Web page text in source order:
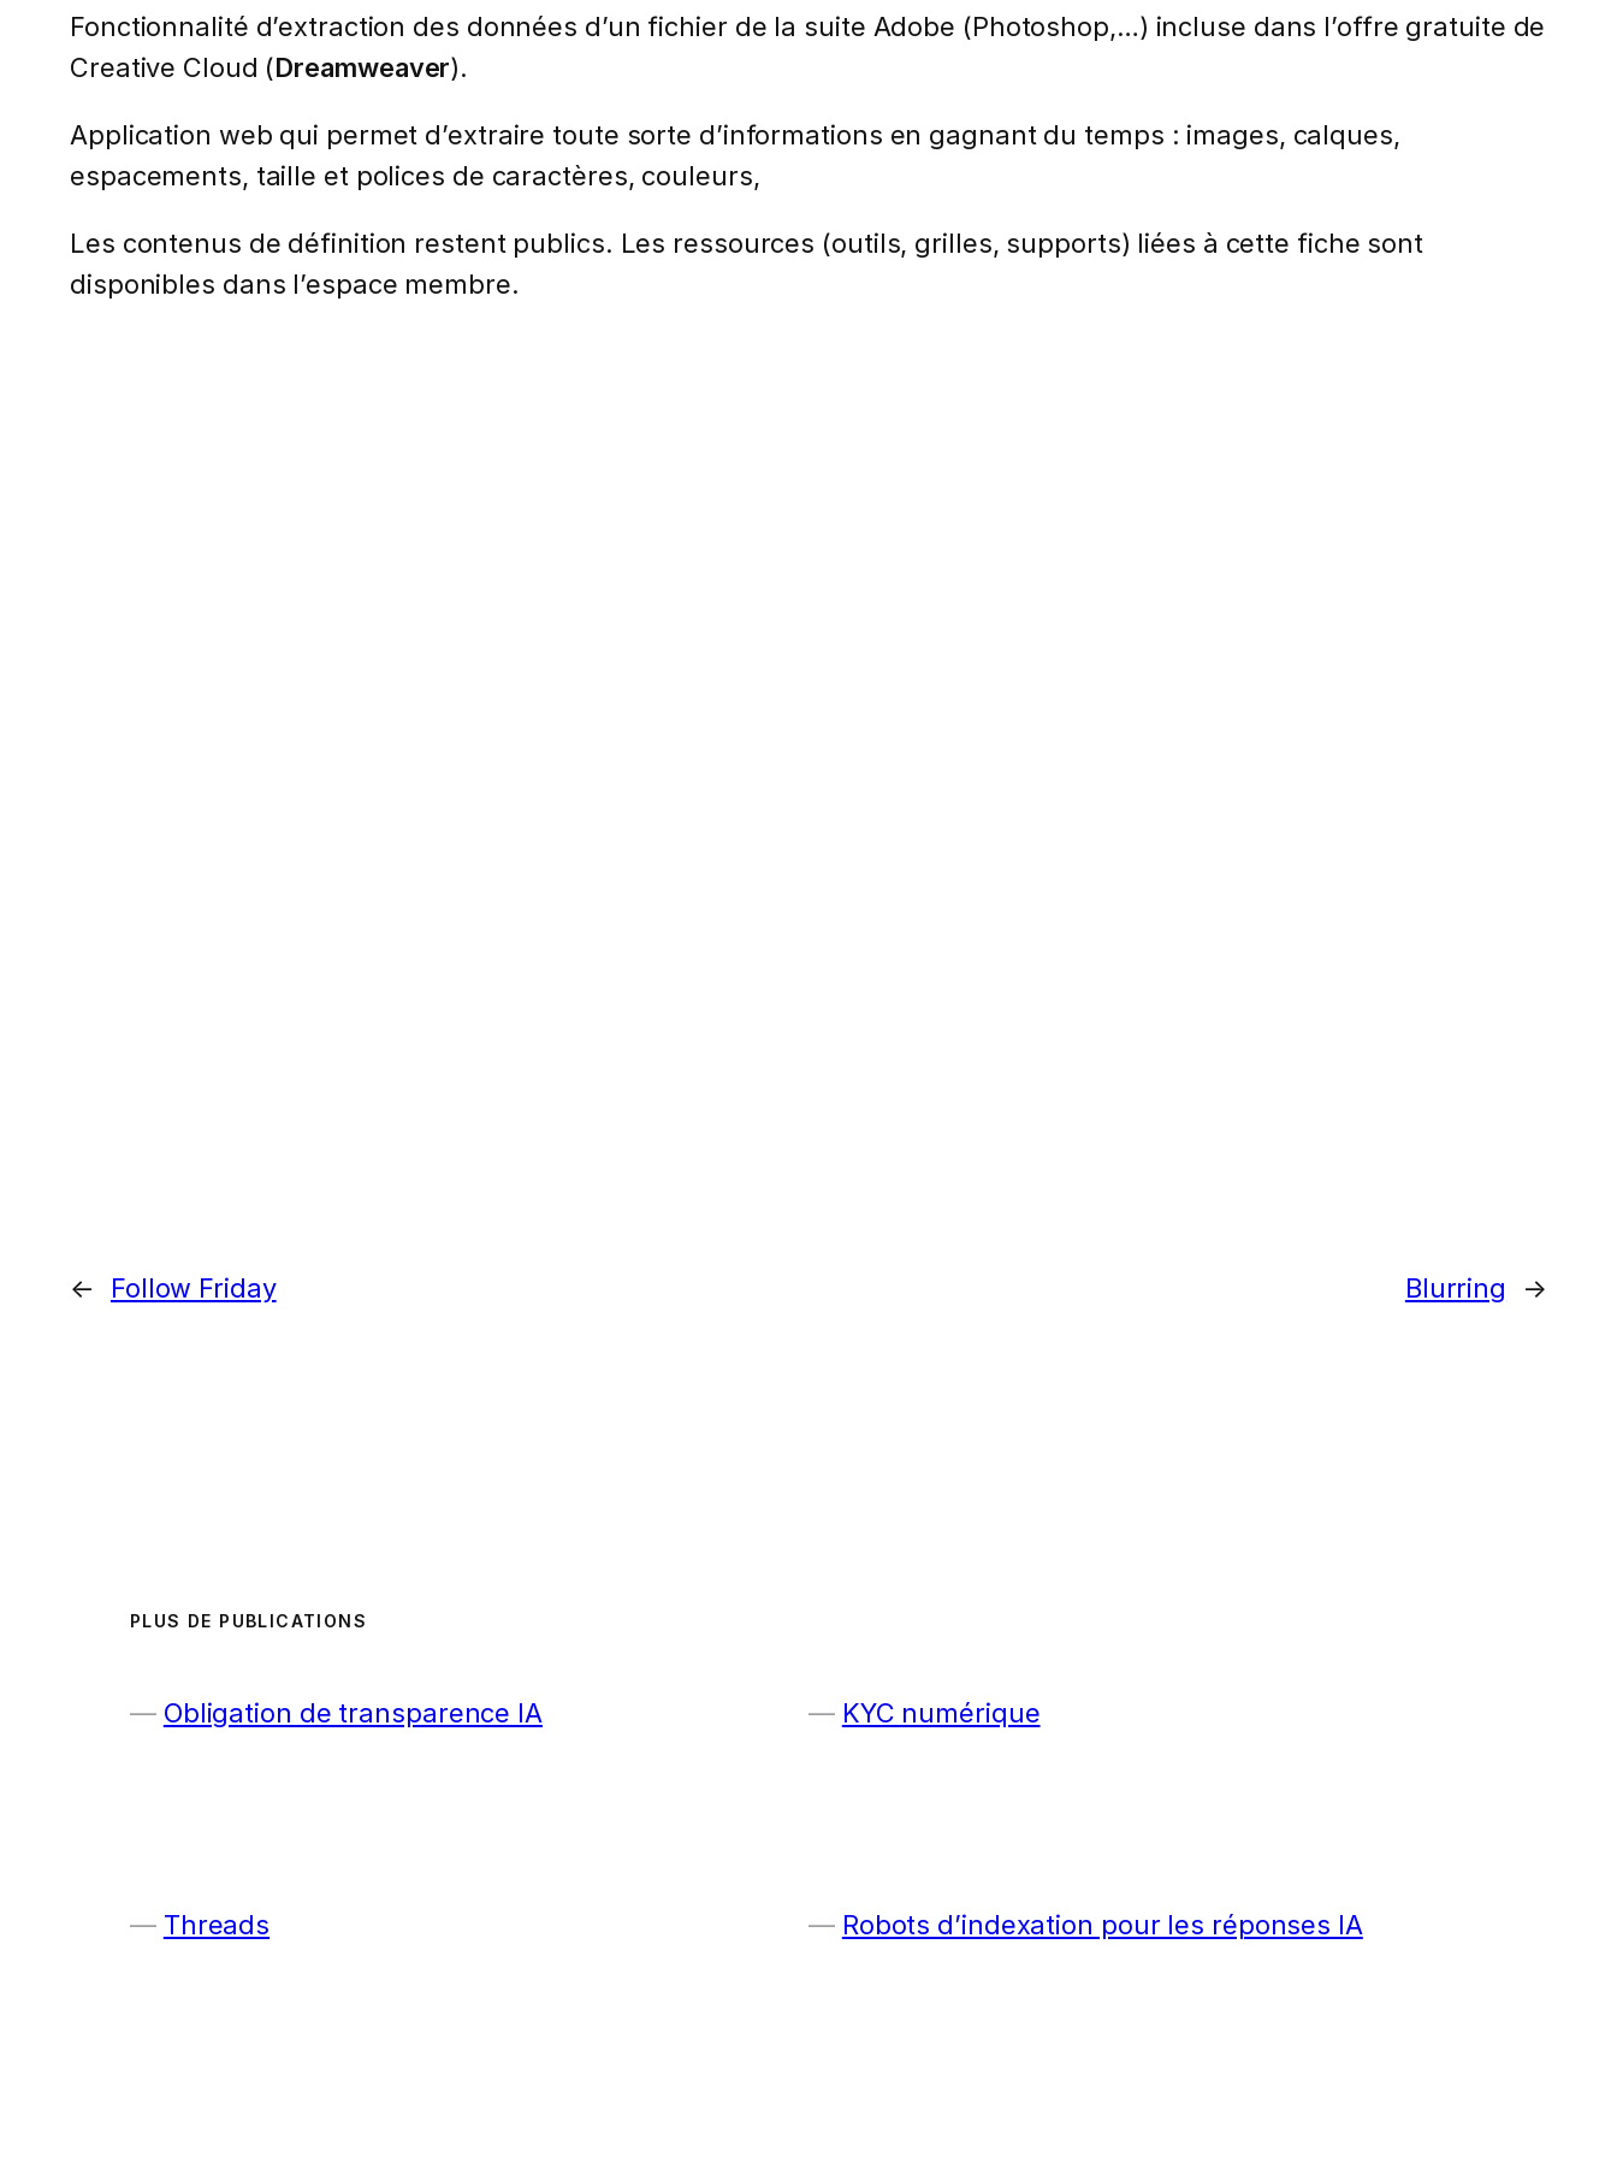
Fonctionnalité d’extraction des données d’un fichier de la suite Adobe (Photoshop,…) incluse dans l’offre gratuite de
Creative Cloud (Dreamweaver).
Application web qui permet d’extraire toute sorte d’informations en gagnant du temps : images, calques,
espacements, taille et polices de caractères, couleurs,
Les contenus de définition restent publics. Les ressources (outils, grilles, supports) liées à cette fiche sont
disponibles dans l’espace membre.
← Follow Friday Blurring →
PLUS DE PUBLICATIONS
Obligation de transparence IA KYC numérique
Threads Robots d’indexation pour les réponses IA